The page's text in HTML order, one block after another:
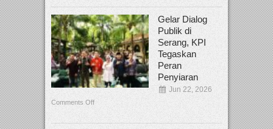
Gelar Dialog
Publik di
Serang, KPI
Tegaskan
Peran
Penyiaran
Jun 22, 2026
Comments Off